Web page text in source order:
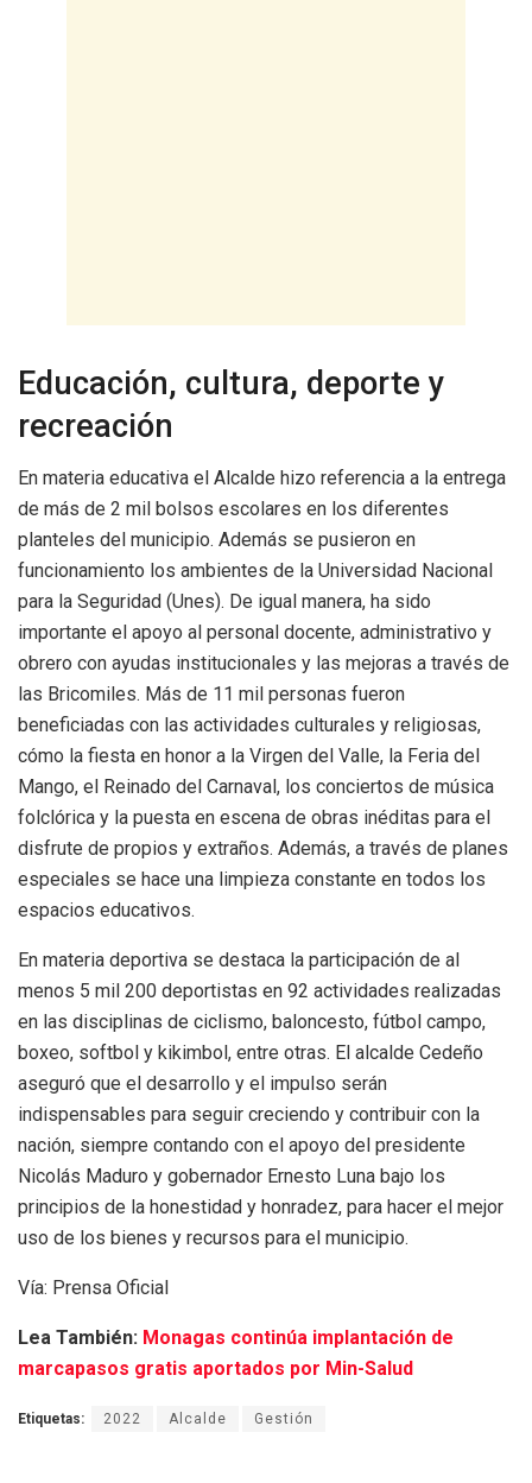
Educación, cultura, deporte y
recreación
En materia educativa el Alcalde hizo referencia a la entrega
de más de 2 mil bolsos escolares en los diferentes
planteles del municipio. Además se pusieron en
funcionamiento los ambientes de la Universidad Nacional
para la Seguridad (Unes). De igual manera, ha sido
importante el apoyo al personal docente, administrativo y
obrero con ayudas institucionales y las mejoras a través de
las Bricomiles. Más de 11 mil personas fueron
beneficiadas con las actividades culturales y religiosas,
cómo la fiesta en honor a la Virgen del Valle, la Feria del
Mango, el Reinado del Carnaval, los conciertos de música
folclórica y la puesta en escena de obras inéditas para el
disfrute de propios y extraños. Además, a través de planes
especiales se hace una limpieza constante en todos los
espacios educativos.
En materia deportiva se destaca la participación de al
menos 5 mil 200 deportistas en 92 actividades realizadas
en las disciplinas de ciclismo, baloncesto, fútbol campo,
boxeo, softbol y kikimbol, entre otras. El alcalde Cedeño
aseguró que el desarrollo y el impulso serán
indispensables para seguir creciendo y contribuir con la
nación, siempre contando con el apoyo del presidente
Nicolás Maduro y gobernador Ernesto Luna bajo los
principios de la honestidad y honradez, para hacer el mejor
uso de los bienes y recursos para el municipio.
Vía: Prensa Oficial
Lea También: Monagas continúa implantación de
marcapasos gratis aportados por Min-Salud
Etiquetas: 2022 Alcalde Gestión